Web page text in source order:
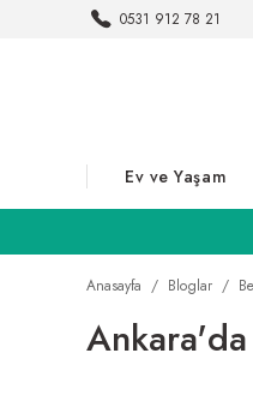
0531 912 78 21
Ev ve Yaşam
Anasayfa Bloglar
Ankara'da